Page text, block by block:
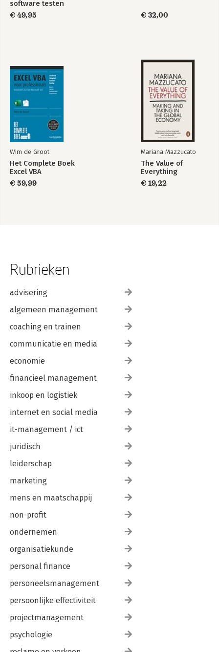
www.hpocenter.nl
functie
Referenties
software testen
€ 49,95
€ 32,00
Wim de Groot
Het Complete Boek
Excel VBA
€ 59,99
Mariana Mazzucato
The Value of
Everything
€ 19,22
Rubrieken
advisering
algemeen management
coaching en trainen
communicatie en media
economie
financieel management
inkoop en logistiek
internet en social media
it-management / ict
juridisch
leiderschap
marketing
mens en maatschappij
non-profit
ondernemen
organisatiekunde
personal finance
personeelsmanagement
persoonlijke effectiviteit
projectmanagement
psychologie